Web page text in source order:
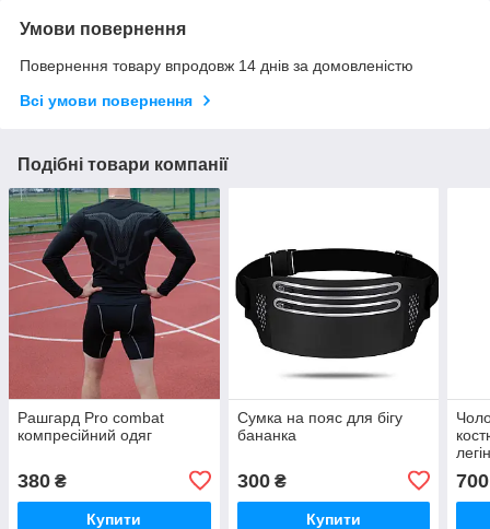
Умови повернення
Повернення товару впродовж 14 днів за домовленістю
Всі умови повернення
Подібні товари компанії
Рашгард Pro combat
компресійний одяг
380 ₴
Купити
Сумка на пояс для бігу
бананка
300₴
Купити
700